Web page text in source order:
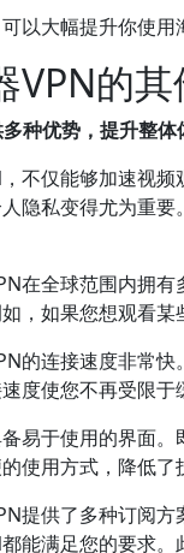
以大幅提升你使用
VPN的
种优势，提升整体
不仅能够加速视
隐私变得尤为重
在全球范围内拥
，如果您想观看某
的连接速度非常
度使您不再受限于
易于使用的界面
使用方式，降低了
提供了多种订阅
能满足您的要求